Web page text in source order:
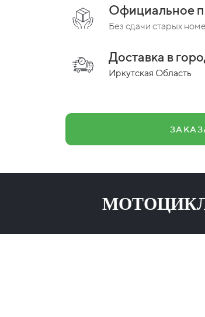
Официальное
Без сдачи старых
Доставка в
Иркутская Область
МОТОЦИКЛ